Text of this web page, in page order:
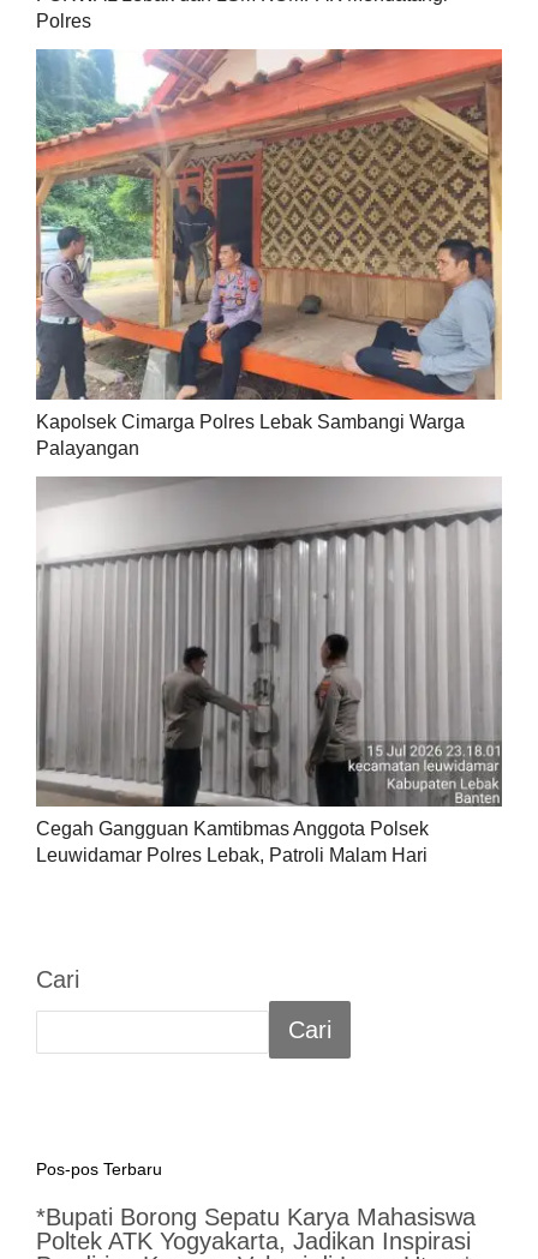
Polres
Kapolsek Cimarga Polres Lebak Sambangi Warga
Palayangan
Cegah Gangguan Kamtibmas Anggota Polsek
Leuwidamar Polres Lebak, Patroli Malam Hari
Cari
Cari
Pos-pos Terbaru
*Bupati Borong Sepatu Karya Mahasiswa
Poltek ATK Yogyakarta, Jadikan Inspirasi